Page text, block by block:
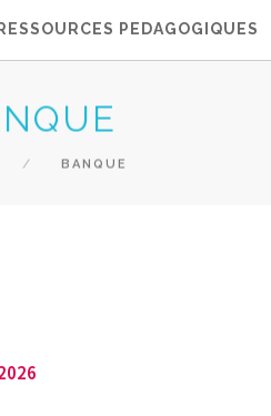
RESSOURCES PEDAGOGIQUES
BANQUE